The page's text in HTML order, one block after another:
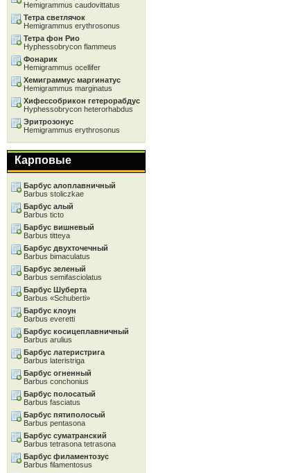
Hemigrammus caudovittatus
Тетра светлячок
Hemigrammus erythrosonus
Тетра фон Рио
Hyphessobrycon flammeus
Фонарик
Hemigrammus ocellifer
Хемиграммус маргинатус
Hemigrammus marginatus
Хифессобрикон гетерорабдус
Hyphessobrycon heterorhabdus
Эритрозонус
Hemigrammus erythrosonus
Карповые
Барбус алоплавничный
Barbus stoliczkae
Барбус алый
Barbus ticto
Барбус вишневый
Barbus titteya
Барбус двухточечный
Barbus bimaculatus
Барбус зеленый
Barbus semifasciolatus
Барбус Шуберта
Barbus «Schuberti»
Барбус клоун
Barbus everetti
Барбус косицеплавничный
Barbus arulius
Барбус латеристрига
Barbus lateristriga
Барбус огненный
Barbus conchonius
Барбус полосатый
Barbus fasciatus
Барбус пятиполосый
Barbus pentasona
Барбус суматранский
Barbus tetrasona tetrasona
Барбус филаментозус
Barbus filamentosus